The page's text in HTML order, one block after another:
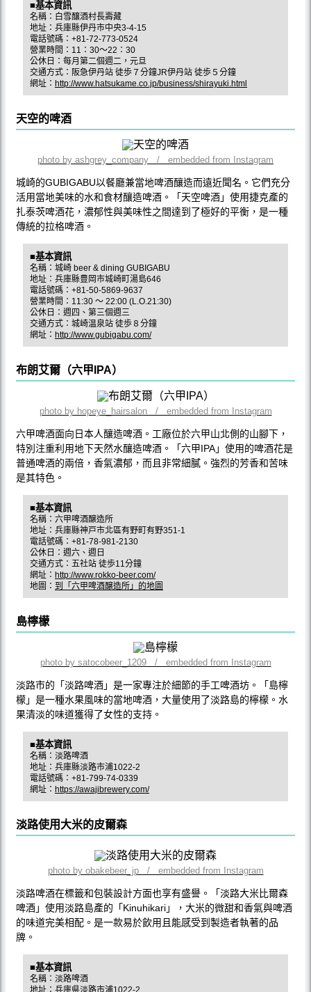
■基本資訊
名稱：白雪釀酒村長壽藏
地址：兵庫縣伊丹市中央3-4-15
電話號碼：+81-72-773-0524
營業時間：11：30～22：30
公休日：每月第二個週二，元旦
交通方式：阪急伊丹站 徒歩７分鐘JR伊丹站 徒歩５分鐘
網址： http://www.hatsukame.co.jp/business/shirayuki.html
天空的啤酒
photo by ashgrey_company / embedded from Instagram
城崎的GUBIGABU以餐廳兼當地啤酒釀造而遠近聞名。它們充分
活用當地美味的水和食材釀造啤酒。「天空啤酒」使用捷克產的
扎泰茨啤酒花，濃郁性與美味性之間達到了極好的平衡，是一種
傳統的拉格啤酒。
■基本資訊
名稱：城崎 beer & dining GUBIGABU
地址：兵庫縣豊岡市城崎町湯島646
電話號碼：+81-50-5869-9637
營業時間：11:30 ～ 22:00 (L.O.21:30)
公休日：週四、第三個週三
交通方式：城崎温泉站 徒歩８分鐘
網址： http://www.gubigabu.com/
布朗艾爾（六甲IPA）
photo by hopeye_hairsalon / embedded from Instagram
六甲啤酒面向日本人釀造啤酒。工廠位於六甲山北側的山腳下，
特別注重利用地下天然水釀造啤酒。「六甲IPA」使用的啤酒花是
普通啤酒的兩倍，香氣濃郁，而且非常細膩。強烈的芳香和苦味
是其特色。
■基本資訊
名稱：六甲啤酒醸造所
地址：兵庫縣神戸市北區有野町有野351-1
電話號碼：+81-78-981-2130
公休日：週六、週日
交通方式：五社站 徒歩11分鐘
網址： http://www.rokko-beer.com/
地圖： 到「六甲啤酒醸造所」的地圖
島檸檬
photo by satocobeer_1209 / embedded from Instagram
淡路市的「淡路啤酒」是一家專注於細節的手工啤酒坊。「島檸
檬」是一種水果風味的當地啤酒，大量使用了淡路島的檸檬。水
果清淡的味道獲得了女性的支持。
■基本資訊
名稱：淡路啤酒
地址：兵庫縣淡路市浦1022-2
電話號碼：+81-799-74-0339
網址： https://awajibrewery.com/
淡路使用大米的皮爾森
photo by obakebeer_jp / embedded from Instagram
淡路啤酒在標籤和包裝設計方面也享有盛譽。「淡路大米比爾森
啤酒」使用淡路島產的「Kinuhikari」，大米的微甜和香氣與啤酒
的味道完美相配。是一款易於飲用且能感受到製造者執著的品
牌。
■基本資訊
名稱：淡路啤酒
地址：兵庫県淡路市浦1022-2